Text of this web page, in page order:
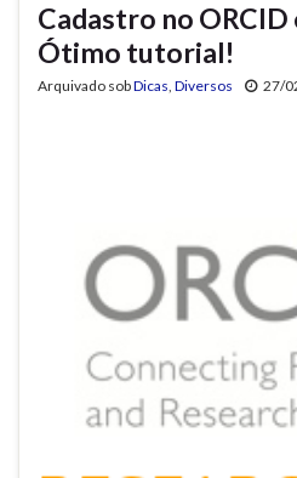
Cadastro no ORCID
Ótimo tutorial!
Arquivado sobDicas, Diversos 27/